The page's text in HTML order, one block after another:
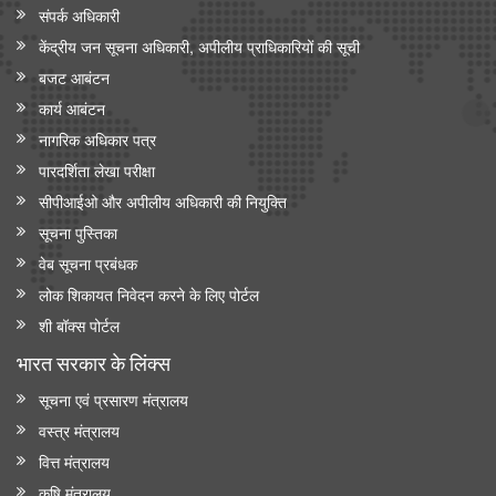
केंद्रीय मंत्री श्री जगत प्रकाश नड्डा ने 'इंडिया मेडिकल डिवाइस 2026' में
सीईओ राउंडटेबल सम्मेलन की अध्यक्षता की
केंद्रीय मंत्री जे.पी. नड्डा ने ‘ एआई इन मेडटेक: आर्टिफिशियल इंटेलिजेंस के
ज़रिए स्वास्थ्य सेवा में क्रांति’ पर नॉलेज पेपर जारी किया
संपर्क अधिकारी
केंद्रीय जन सूचना अधिकारी, अपीलीय प्राधिकारियों की सूची
बजट आबंटन
कार्य आबंटन
नागरिक अधिकार पत्र
पारदर्शिता लेखा परीक्षा
सीपीआईओ और अपी‍लीय अधिकारी की नियुक्ति
सूचना पुस्तिका
वेब सूचना प्रबंधक
लोक शिकायत निवेदन करने के लिए पोर्टल
शी बॉक्स पोर्टल
भारत सरकार के लिंक्‍स
सूचना एवं प्रसारण मंत्रालय
वस्त्र मंत्रालय
वित्त मंत्रालय